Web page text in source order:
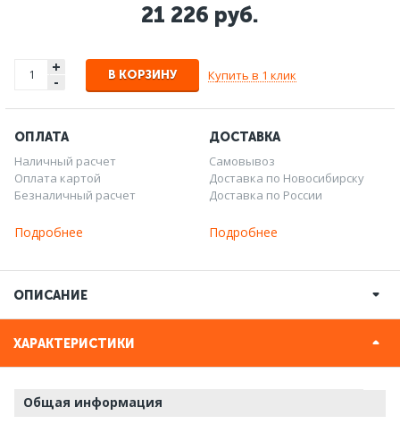
21 226 руб.
+
- В КОРЗИНУ Купить в 1 клик
ОПЛАТА
Наличный расчет
Оплата картой
Безналичный расчет
Подробнее
ДОСТАВКА
Самовывоз
Доставка по Новосибирску
Доставка по России
Подробнее
ОПИСАНИЕ
ХАРАКТЕРИСТИКИ
Общая информация